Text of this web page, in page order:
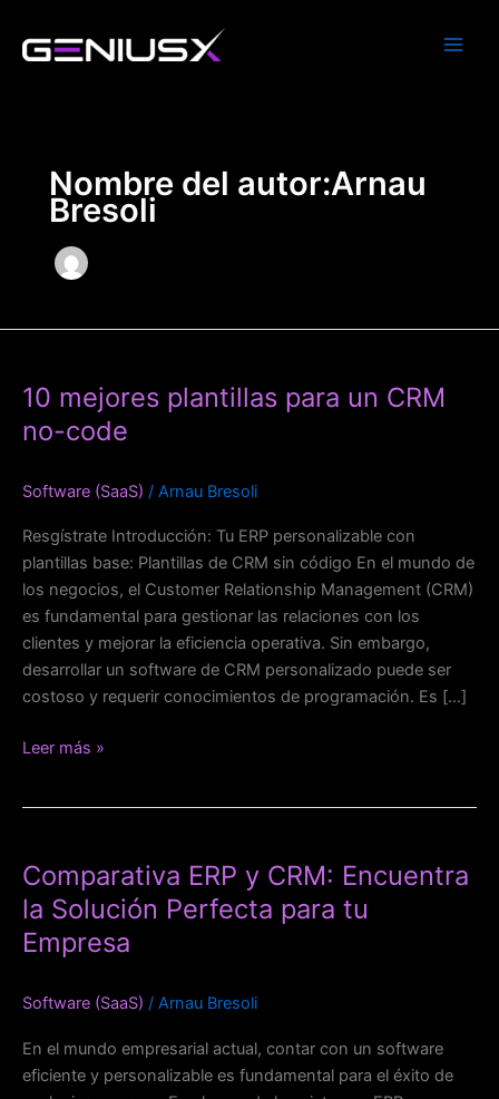
contenido
Nombre del autor:Arnau
Bresoli
10 mejores plantillas para un CRM
no-code
Software (SaaS) / Arnau Bresoli
Resgístrate Introducción: Tu ERP personalizable con
plantillas base: Plantillas de CRM sin código En el mundo de
los negocios, el Customer Relationship Management (CRM)
es fundamental para gestionar las relaciones con los
clientes y mejorar la eficiencia operativa. Sin embargo,
desarrollar un software de CRM personalizado puede ser
costoso y requerir conocimientos de programación. Es […]
plantillas
para
no-
code
Leer más »
Comparativa ERP y CRM: Encuentra
la Solución Perfecta para tu
Empresa
Software (SaaS) / Arnau Bresoli
En el mundo empresarial actual, contar con un software
eficiente y personalizable es fundamental para el éxito de
y
CRM:
Encuentra
la
Perfecta
tu
Empresa